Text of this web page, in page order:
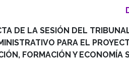
DE LA SESIÓN DEL
PARA EL
FORMACIÓN Y ECONOMÍA